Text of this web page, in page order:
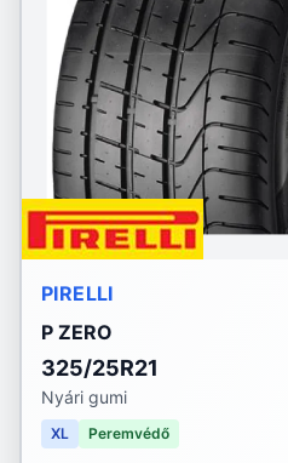
PIRELLI
P ZERO
325/25R21
Nyári gumi
XL Peremvédő